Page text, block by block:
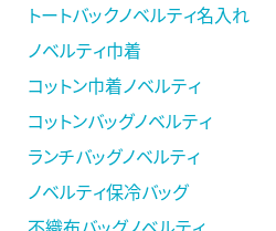
トートバックノベルティ名入れ
ノベルティ巾着
コットン巾着ノベルティ
コットンバッグノベルティ
ランチバッグノベルティ
ノベルティ保冷バッグ